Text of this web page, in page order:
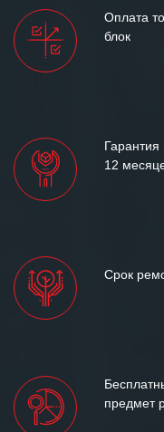
Оплата
блок
Гарантия
12
Срок
предмет